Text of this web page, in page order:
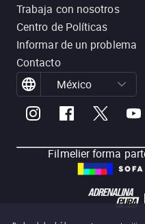
Trabaja con nosotros
Centro de Políticas
Informar de un problema
Contacto
México
Filmelier forma